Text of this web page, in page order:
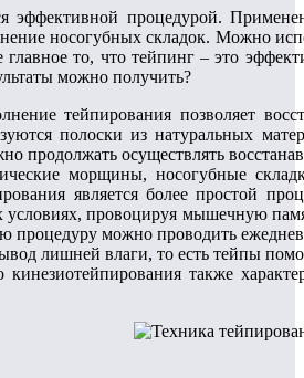
эффективной процедурой.
носогубных складок. Можно
главное то, что тейпинг – это
можно получить?
тейпирования позволяет
полоски из натуральных
продолжать осуществлять
морщины, носогубные
является более простой
условиях, провоцируя мышечную
процедуру можно проводить
лишней влаги, то есть тейпы
кинезиотейпирования также